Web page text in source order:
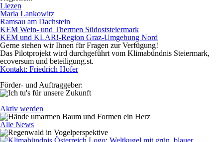
Liezen
Maria Lankowitz
Ramsau am Dachstein
KEM Wein- und Thermen Südoststeiermark
KEM und KLAR!-Region Graz-Umgebung Nord
Gerne stehen wir Ihnen für Fragen zur Verfügung!
Das Pilotprojekt wird durchgeführt vom Klimabündnis Steiermark,
ecoversum und beteiligung.st.
Kontakt: Friedrich Hofer
Förder- und Auftraggeber:
Aktiv werden
Alle News